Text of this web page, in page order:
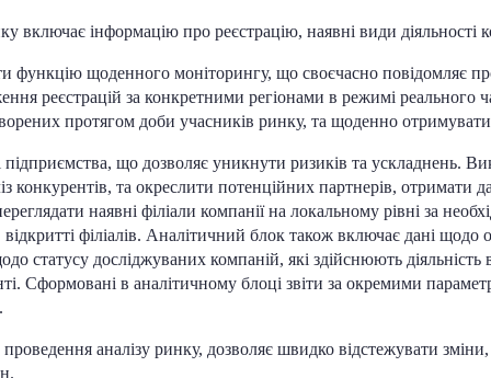
включає інформацію про реєстрацію, наявні види діяльності
функцію щоденного моніторингу, що своєчасно повідомляє
реєстрацій за конкретними регіонами в режимі
протягом доби учасників ринку, та щоденно
підприємства, що дозволяє уникнути ризиків та ускладнень.
конкурентів, та окреслити потенційних партнерів, отримати
наявні філіали компанії на локальному рівні за
філіалів. Аналітичний блок також включає дані щодо
статусу досліджуваних компаній, які здійснюють
Сформовані в аналітичному блоці звіти за окремими
аналізу ринку, дозволяє швидко відстежувати зміни,